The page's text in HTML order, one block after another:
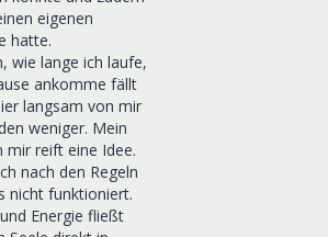
eigenen
hatte.
wie lange ich laufe,
ankomme fällt
langsam von mir
weniger. Mein
mir reift eine Idee.
nach den Regeln
nicht funktioniert.
Energie fließt